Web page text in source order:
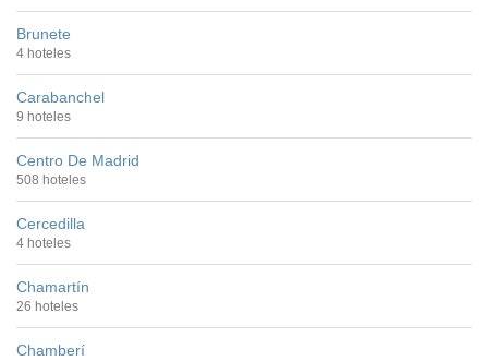
Brunete
4 hoteles
Carabanchel
9 hoteles
Centro De Madrid
508 hoteles
Cercedilla
4 hoteles
Chamartín
26 hoteles
Chamberí